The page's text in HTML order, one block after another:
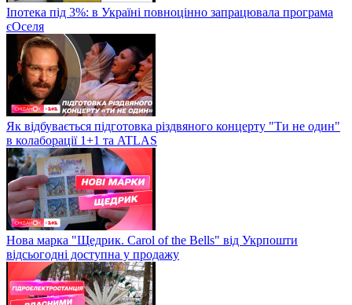
Іпотека під 3%: в Україні повноцінно запрацювала програма
єОселя
Як відбувається підготовка різдвяного концерту "Ти не один"
в колаборації 1+1 та ATLAS
Нова марка "Щедрик. Carol of the Bells" від Укрпошти
відсьогодні доступна у продажу